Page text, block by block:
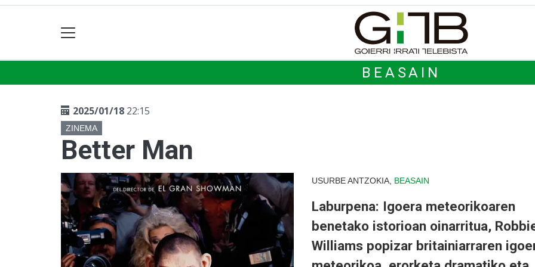
BEASAIN
2025/01/18 22:15
ZINEMA
Better Man
USURBE ANTZOKIA, BEASAIN
Laburpena: Igoera meteorikoaren
benetako istorioan oinarritua,
Williams popizar britainiarraren